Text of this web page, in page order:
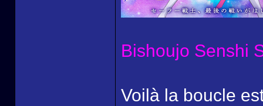
Bishoujo Senshi
Voilà la boucle